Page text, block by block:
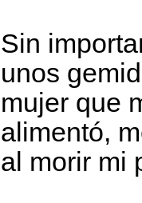
Sin
unos
mujer que
alimentó,
al morir mi